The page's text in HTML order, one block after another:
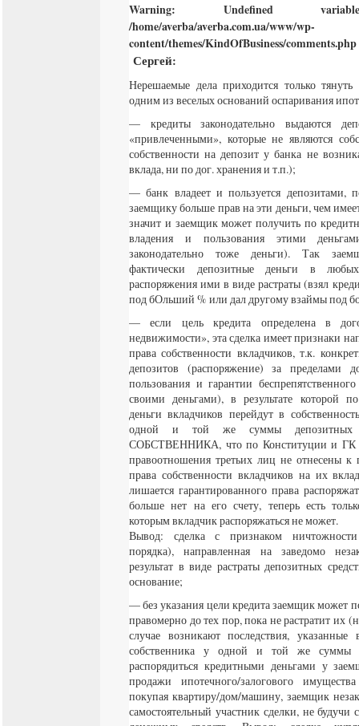
Warning: Undefined
/home/averba/averba.com.ua/www/wp-
content/themes/KindOfBusiness/comments.php
Сергей:
Нерешаемые дела приходится только
одним из веселых оснований оспаривания
— кредиты законодательно выдаются
«привлеченными», которые не являются
собственности на депозит у банка не
вклада, ни по дог. хранения и т.п.);
— банк владеет и пользуется депозитами,
заемщику больше прав на эти деньги, чем
значит и заемщик может получить по
владения и пользования этими
законодательно тоже деньги). Так
фактически депозитные деньги в
распоряжения ими в виде растраты (взял
под бОльший % или дал другому взаймы под
— если цель кредита определена в
недвижимости», эта сделка имеет признаки
права собственности вкладчиков, т.к.
депозитов (распоряжение) за пределами
пользования и гарантии
своими деньгами), в результате которой
деньги вкладчиков перейдут в
одной и той же суммы депозитных
СОБСТВЕННИКА, что по Конституции и ГК
правоотношения третьих лиц не отнесены к
права собственности вкладчиков на их
лишается гарантированного права
больше нет на его счету, теперь есть
которым вкладчик распоряжаться не может.
Вывод: сделка с признаком
порядка), направленная на заведомо
результат в виде растраты депозитных
основание;
— без указания цели кредита заемщик может
правомерно до тех пор, пока не растратит их
случае возникают последствия,
собственника у одной и той же суммы
распорядиться кредитными деньгами у
продажи ипотечного/залогового
покупая квартиру/дом/машину, заемщик
самостоятельный участник сделки, не будучи